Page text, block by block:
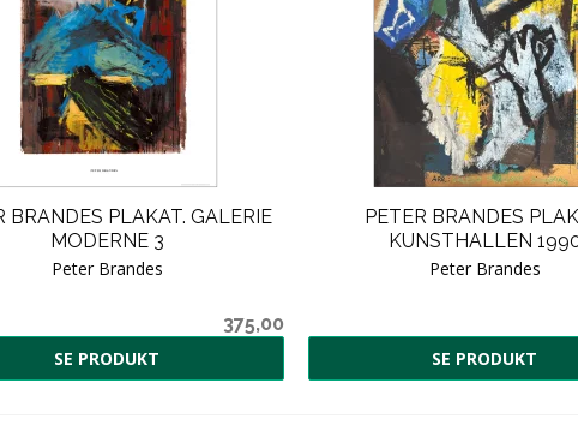
BRANDES PLAKAT. GALERIE
MODERNE 3
Peter Brandes
375,00
SE PRODUKT
PETER BRANDES
KUNSTHALLEN
Peter Brandes
SE PRODUKT